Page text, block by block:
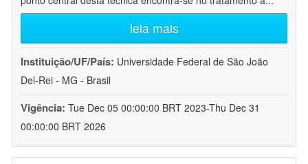
leia mais
Instituição/UF/País: Universidade Federal de São João
Del-Rei - MG - Brasil
Vigência: Tue Dec 05 00:00:00 BRT 2023-Thu Dec 31
00:00:00 BRT 2026